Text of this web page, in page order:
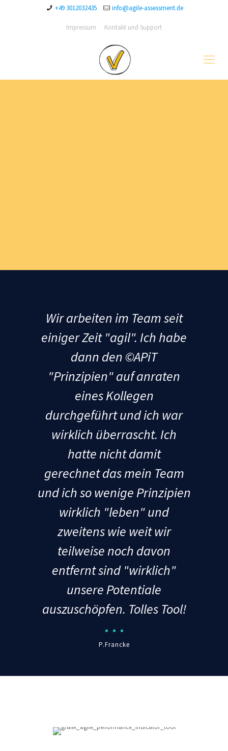
+49 3012032435 info@agile-assessment.de
Impressum Kontakt und Support
Wir arbeiten im Team seit
einiger Zeit "agil". Ich habe
dann den ©APiT
"Prinzipien" auf anraten
eines Kollegen
durchgeführt und ich war
wirklich überrascht. Ich
hatte nicht damit
gerechnet das mein Team
und ich so wenige Prinzipien
wirklich "leben" und
zweitens wie weit wir
teilweise noch davon
entfernt sind "wirklich"
unsere Potentiale
auszuschöpfen. Tolles Tool!
P.Francke